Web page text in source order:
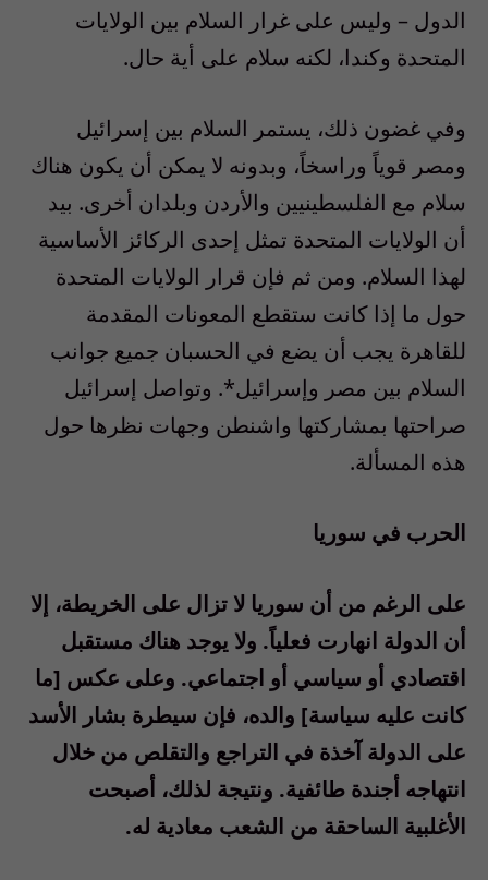
الدول – وليس على غرار السلام بين الولايات
المتحدة وكندا، لكنه سلام على أية حال.
وفي غضون ذلك، يستمر السلام بين إسرائيل
ومصر قوياً وراسخاً، وبدونه لا يمكن أن يكون هناك
سلام مع الفلسطينيين والأردن وبلدان أخرى. بيد
أن الولايات المتحدة تمثل إحدى الركائز الأساسية
لهذا السلام. ومن ثم فإن قرار الولايات المتحدة
حول ما إذا كانت ستقطع المعونات المقدمة
للقاهرة يجب أن يضع في الحسبان جميع جوانب
السلام بين مصر وإسرائيل*. وتواصل إسرائيل
صراحتها بمشاركتها واشنطن وجهات نظرها حول
هذه المسألة.
الحرب في سوريا
على الرغم من أن سوريا لا تزال على الخريطة، إلا
أن الدولة انهارت فعلياً. ولا يوجد هناك مستقبل
اقتصادي أو سياسي أو اجتماعي. وعلى عكس [ما
كانت عليه سياسة] والده، فإن سيطرة بشار الأسد
على الدولة آخذة في التراجع والتقلص من خلال
انتهاجه أجندة طائفية. ونتيجة لذلك، أصبحت
الأغلبية الساحقة من الشعب معادية له.